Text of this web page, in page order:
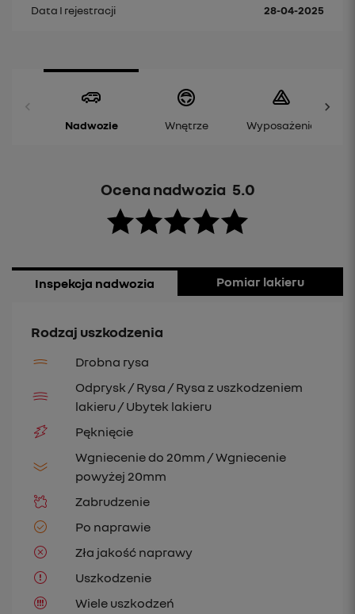
Data I rejestracji 28-04-2025
Nadwozie Wnętrze Wyposażenie
Ocena nadwozia 5.0
Inspekcja nadwozia Pomiar lakieru
Rodzaj uszkodzenia
Drobna rysa
Odprysk / Rysa / Rysa z uszkodzeniem
lakieru / Ubytek lakieru
Pęknięcie
Wgniecenie do 20mm / Wgniecenie
powyżej 20mm
Zabrudzenie
Po naprawie
Zła jakość naprawy
Uszkodzenie
Wiele uszkodzeń